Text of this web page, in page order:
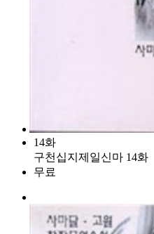
14화
구천십지제일신마 14화
무료